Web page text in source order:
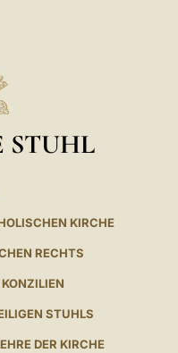
STUHL
KIRCHE
RECHTS
STUHLS
DER KIRCHE